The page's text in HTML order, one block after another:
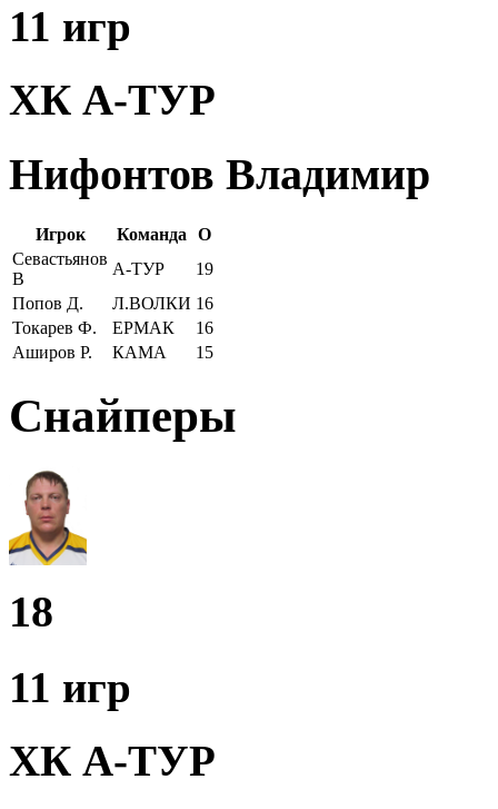
11 игр
ХК А-ТУР
Нифонтов Владимир
Игрок Команда
О
Севастьянов
В
А-ТУР
19
Попов Д.
Л.ВОЛКИ 16
Токарев Ф.
ЕРМАК
16
Аширов Р.
КАМА 15
Снайперы
18
11 игр
ХК А-ТУР